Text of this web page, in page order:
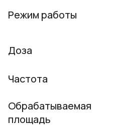
Режим работы
Доза
Частота
Обрабатываемая
площадь